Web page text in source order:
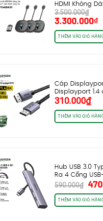
HDMI Không
HD 1080P…
3.500.000₫
Giá
gốc
là:
3.500.000₫.
3.300.000₫
THÊM VÀO GIỎ
Cáp
Displayport 1.4
8K@120Hz
310.000₫
THÊM VÀO GIỎ
Hub USB 3.0
Ra 4 Cổng
USB-C…
590.000₫
Giá
gốc
là:
THÊM VÀO GIỎ